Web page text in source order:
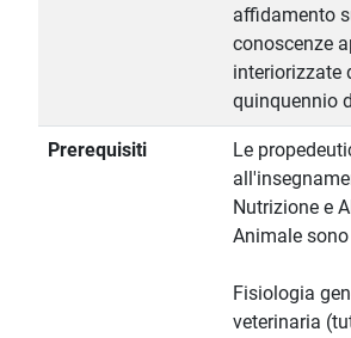
affidamento
conoscenze
interiorizzate
quinquennio
Prerequisiti
Le
Nutrizione e
Animale
Fisiologia
veterinaria